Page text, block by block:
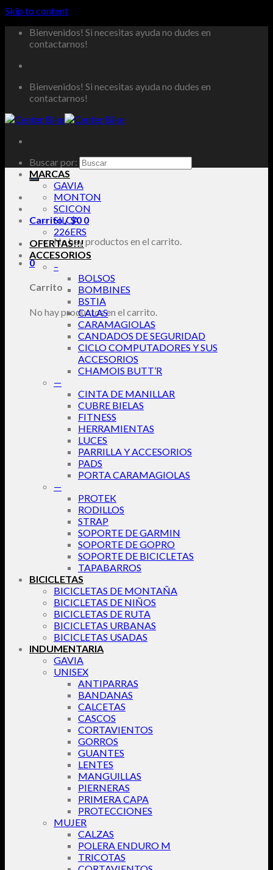
Skip to content
Bienvenidos! Si necesitas ayuda no dudes en
contactarnos!
Bienvenidos! Si necesitas ayuda no dudes en
contactarnos!
Buscar por:
Carrito /$0 0
No hay productos en el carrito.
0
Carrito
No hay productos en el carrito.
MARCAS
GAVIA
MONTON
SCICON
SILCA
226ERS
OFERTAS!!!
ACCESORIOS
–
BOLSOS
BOMBINES
BSTIA
CALAS
CARAMAGIOLAS
CANDADOS DE SEGURIDAD
CICLO COMPUTADORES Y SUS
ACCESORIOS
CHAMOIS BUTT’R
—
CINTA DE MANILLAR
CUBRE BIELAS
FITNESS
HERRAMIENTAS
LUCES
PARRILLA Y ACCESORIOS
PADS
PORTA CARAMAGIOLAS
—
PROTEK
RODILLOS
STRAP
SOPORTE DE GARMIN
SOPORTE DE GOPRO
SOPORTE DE BICICLETAS
TAPABARROS
BICICLETAS
BICICLETAS DE MONTAÑA
BICICLETAS DE NIÑOS
BICICLETAS DE RUTA
BICICLETAS URBANAS
BICICLETAS USADAS
INDUMENTARIA
GAVIA
UNISEX
ANTIPARRAS
BANDANAS
CALCETAS
CASCOS
CORTAVIENTOS
GORROS
GUANTES
LENTES
MANGUILLAS
PIERNERAS
PRIMERA CAPA
PROTECCIONES
MUJER
CALZAS
POLERA ENDURO M
TRICOTAS